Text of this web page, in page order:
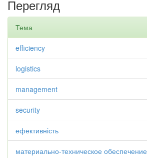
Перегляд
Тема
efficiency
logistics
management
security
ефективність
материально-техническое обеспечение